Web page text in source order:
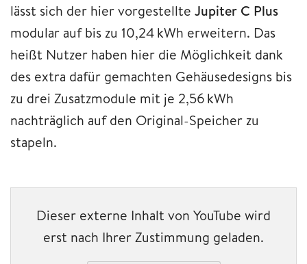
lässt sich der hier vorgestellte Jupiter C Plus
modular auf bis zu 10,24 kWh erweitern. Das
heißt Nutzer haben hier die Möglichkeit dank
des extra dafür gemachten Gehäusedesigns bis
zu drei Zusatzmodule mit je 2,56 kWh
nachträglich auf den Original-Speicher zu
stapeln.
Dieser externe Inhalt von YouTube wird
erst nach Ihrer Zustimmung geladen.